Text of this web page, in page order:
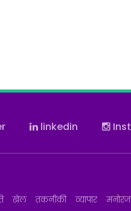
linkedin
खेल तकनीकी व्यापार